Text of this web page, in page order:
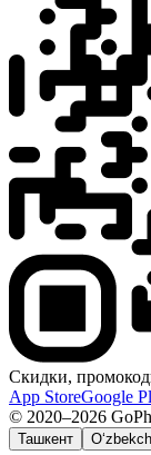
Скидки,
App StoreGoogle
© 2020–2026
Ташкент